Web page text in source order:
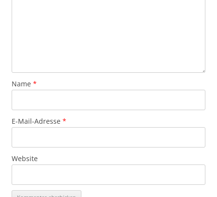
Name *
E-Mail-Adresse *
Website